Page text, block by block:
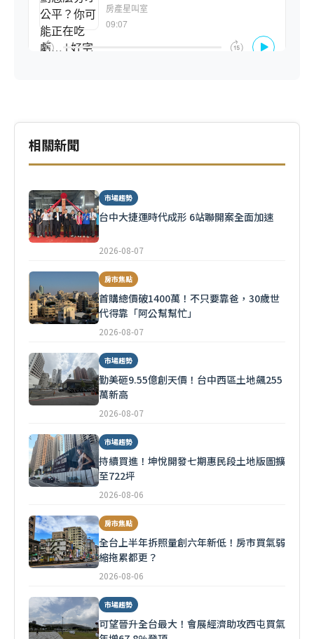
相關新聞
市場趨勢
台中大捷運時代成形 6站聯開案全面加速
2026-08-07
房市焦點
首購總價破1400萬！不只要靠爸，30歲世
代得靠「阿公幫幫忙」
2026-08-07
市場趨勢
勤美砸9.55億創天價！台中西區土地飆255
萬新高
2026-08-07
市場趨勢
持續買進！坤悅開發七期惠民段土地版圖擴
至722坪
2026-08-06
房市焦點
全台上半年拆照量創六年新低！房市買氣弱
縮拖累都更？
2026-08-06
市場趨勢
可望晉升全台最大！會展經濟助攻西屯買氣